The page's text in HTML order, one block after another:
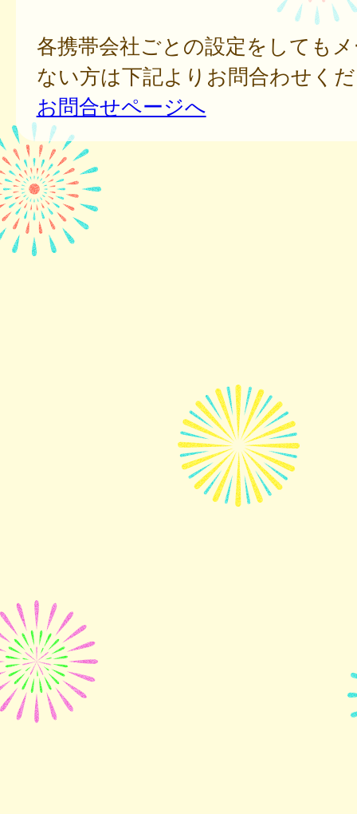
各携帯会社ごとの設定をしても
ない方は下記よりお問合わせく
お問合せページへ